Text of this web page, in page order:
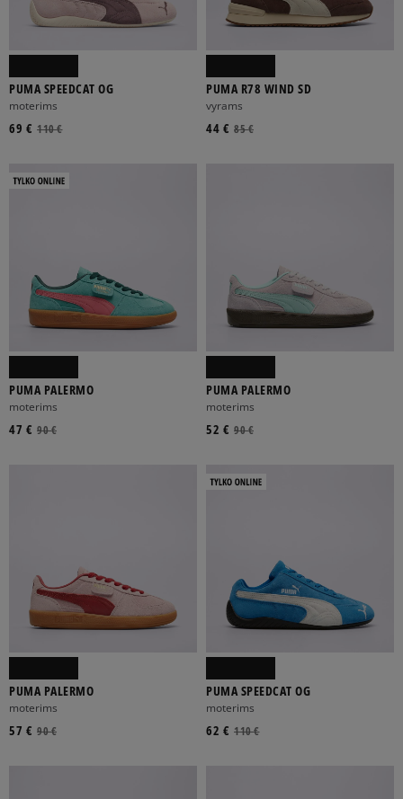
PUMA SPEEDCAT OG
moterims
110 €
69 €
PUMA R78 WIND SD
vyrams
85 €
44 €
PUMA PALERMO
moterims
90 €
47 €
PUMA PALERMO
moterims
90 €
52 €
PUMA PALERMO
moterims
90 €
57 €
PUMA SPEEDCAT OG
moterims
110 €
62 €